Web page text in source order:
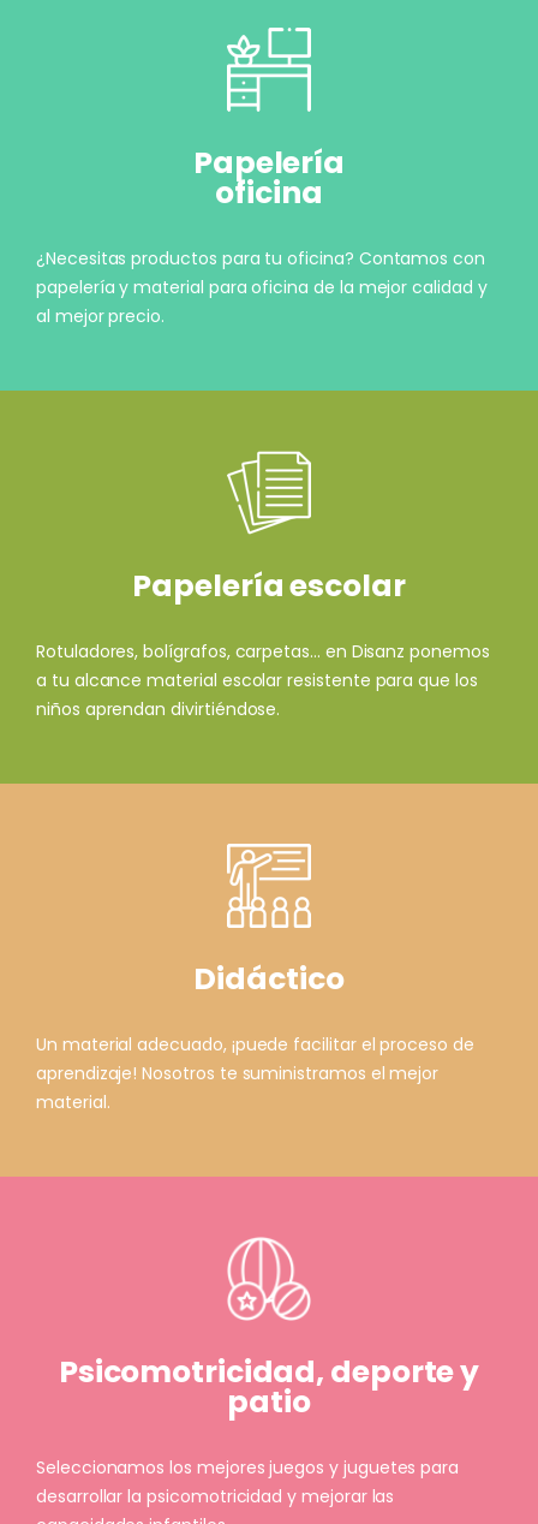
Papelería
oficina
¿Necesitas productos para tu oficina? Contamos con
papelería y material para oficina de la mejor calidad y
al mejor precio.
Papelería escolar
Rotuladores, bolígrafos, carpetas... en Disanz ponemos
a tu alcance material escolar resistente para que los
niños aprendan divirtiéndose.
Didáctico
Un material adecuado, ¡puede facilitar el proceso de
aprendizaje! Nosotros te suministramos el mejor
material.
Psicomotricidad, deporte y
patio
Seleccionamos los mejores juegos y juguetes para
desarrollar la psicomotricidad y mejorar las